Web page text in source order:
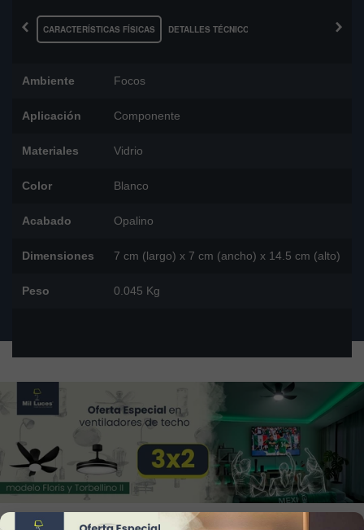
‹ CARACTERÍSTICAS FÍSICAS DETALLES TÉCNICOS ›
Ambiente Focos
Aplicación Componente
Materiales Vidrio
Color Blanco
Acabado Opalino
Dimensiones 7 cm (largo) x 7 cm (ancho) x 14.5 cm (alto)
Peso 0.045 Kg